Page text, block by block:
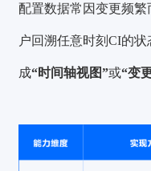
配置数据常因变更频繁
户回溯任意时刻CI的
成“时间轴视图”或“变